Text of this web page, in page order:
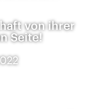
von ihrer
Seite!